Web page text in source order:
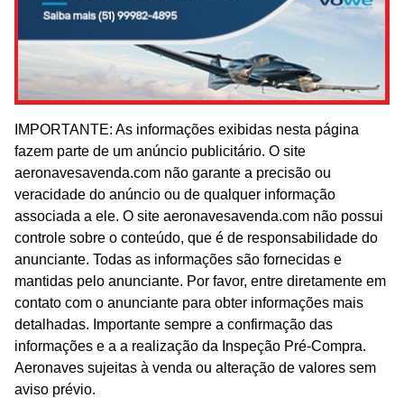
IMPORTANTE: As informações exibidas nesta página
fazem parte de um anúncio publicitário. O site
aeronavesavenda.com não garante a precisão ou
veracidade do anúncio ou de qualquer informação
associada a ele. O site aeronavesavenda.com não possui
controle sobre o conteúdo, que é de responsabilidade do
anunciante. Todas as informações são fornecidas e
mantidas pelo anunciante. Por favor, entre diretamente em
contato com o anunciante para obter informações mais
detalhadas. Importante sempre a confirmação das
informações e a a realização da Inspeção Pré-Compra.
Aeronaves sujeitas à venda ou alteração de valores sem
aviso prévio.